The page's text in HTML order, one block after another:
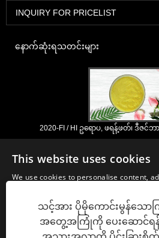
INQUIRY FOR PRICELIST
နောက်ဆုံးရသတင်းများ
2020-FI / HI ဥရောပ, ဖရန့်ဖတ်၊ ဒီဇင်ဘာ
ကျနော်တို့နှစ်ပေါင်းများစွာအတွေ့အကြုံနှင့်ငါတို့
တရုတ်, ဂျပန်နှင့်ကိုရီးယားအခြေစိုက်အဓိက
များမှ nutraceuticals, ဖြည့်စွက်ခြင်းနှ
အဖျော်ယမကာစက်မှုလုပ်ငန်းများအတွက်မရှိမဖြစ်
နှင့်ထုတ်ကုန်ဖွံ့ဖြိုး, စျေးကွက်နှင့်ဖြန့်ဖြူး။ အရင်
တို့၏ကျွမ်းကျင်မှုနှင့်ဂုဏ်သတင်းသည်ကမ္
တို့၏လုပ်ဖော်ကိုင်ဖက်များကိုအက
သင့်အား ပိုမိုကောင်းမွန်သော
အတွေ့အကြုံကို ပေးဆောင်ရ
This website uses cookies
We use cookies to personalise content,
We also share information about your
advertising and analytics partners who
information that you’ve provided to them
from your use of their services.